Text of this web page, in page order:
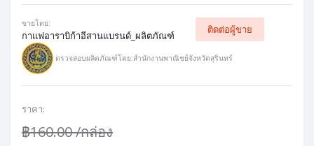
ขายโดย:
กาแฟอาราบิก้าอีสานแบรนด์_ผลิตภัณฑ์
ติดต่อผู้ขาย
ตรวจสอบผลิตภัณฑ์โดย:สำนักงานพาณิชย์จังหวัดสุรินทร์
ราคา:
฿160.00/กล่อง